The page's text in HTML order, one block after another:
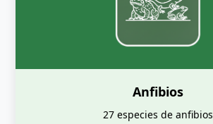
Anfibios
27 especies de anfibios